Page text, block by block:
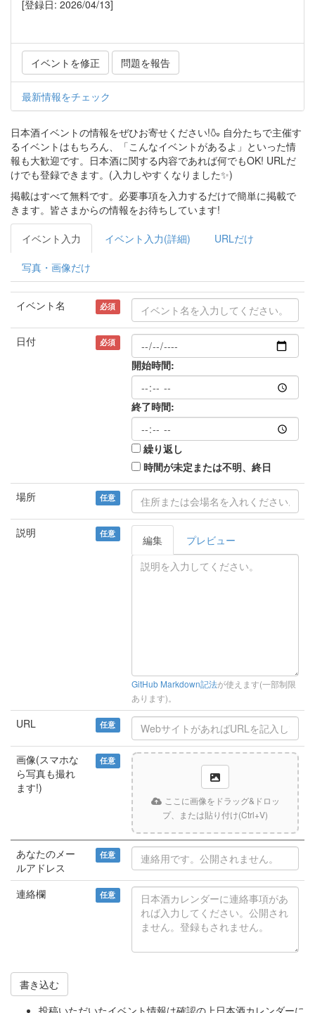
[登録日: 2026/04/13]
イベントを修正 問題を報告
最新情報をチェック
日本酒イベントの情報をぜひお寄せください!🍶 自分たちで主催す
るイベントはもちろん、「こんなイベントがあるよ」といった情
報も大歓迎です。日本酒に関する内容であれば何でもOK! URLだ
けでも登録できます。(入力しやすくなりました✨)
掲載はすべて無料です。必要事項を入力するだけで簡単に掲載で
きます。皆さまからの情報をお待ちしています!
イベント入力 イベント入力(詳細) URLだけ
写真・画像だけ
イベント名 必須
日付 必須
開始時間:
終了時間:
繰り返し
時間が未定または不明、終日
場所 任意
説明 任意 編集 プレビュー
GitHub Markdown記法が使えます(一部制限
あります)。
URL 任意
画像(スマホな
ら写真も撮れ
ます!)
任意
ここに画像をドラッグ&ドロッ
プ、または貼り付け(Ctrl+V)
あなたのメー
ルアドレス
任意
連絡欄 任意
書き込む